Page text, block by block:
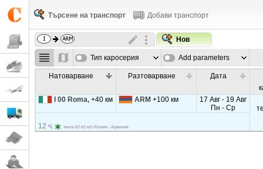
Търсене на транспорт Добави транспорт
Нов
Тип каросерия Add parameters
Натоварване Разтоварване
Дата
I 00 Roma,+40 км ARM+100 км
17 Авг - 19 Авг
Пн - Ср
12 ч. тента 82-92 м3 Италия - Армения